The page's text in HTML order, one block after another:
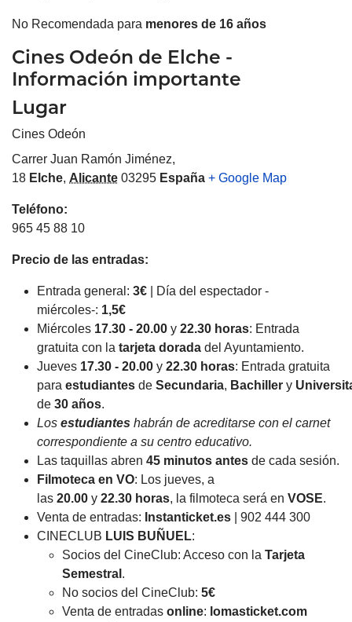
No Recomendada para menores de 16 años
Cines Odeón de Elche -
Información importante
Lugar
Cines Odeón
Carrer Juan Ramón Jiménez,
18 Elche, Alicante 03295 España + Google Map
Teléfono:
965 45 88 10
Precio de las entradas:
Entrada general: 3€ | Día del espectador -
miércoles-: 1,5€
Miércoles 17.30 - 20.00 y 22.30 horas: Entrada
gratuita con la tarjeta dorada del Ayuntamiento.
Jueves 17.30 - 20.00 y 22.30 horas: Entrada gratuita
para estudiantes de Secundaria, Bachiller y
de 30 años.
Los estudiantes habrán de acreditarse con el carnet
correspondiente a su centro educativo.
Las taquillas abren 45 minutos antes de cada sesión.
Filmoteca en VO: Los jueves, a
las 20.00 y 22.30 horas, la filmoteca será en VOSE.
Venta de entradas: Instanticket.es | 902 444 300
CINECLUB LUIS BUÑUEL:
Socios del CineClub: Acceso con la Tarjeta
Semestral .
No socios del CineClub: 5€
Venta de entradas online: lomasticket.com